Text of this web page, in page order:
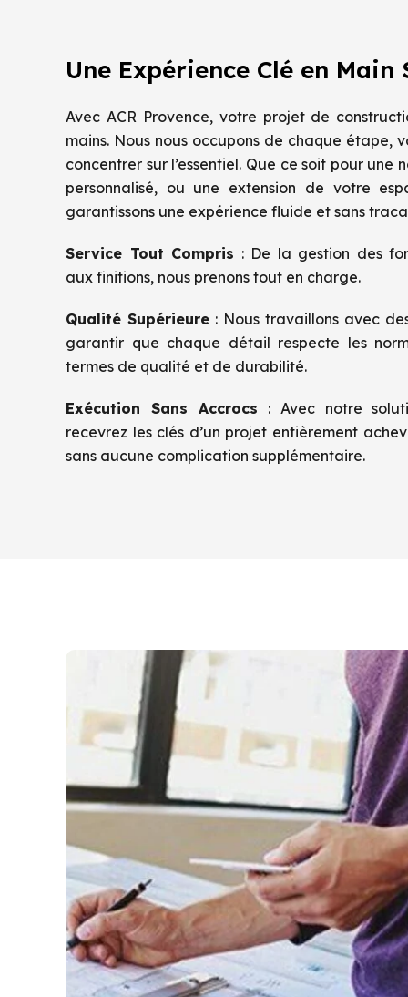
Une Expérience Clé en Main
Avec ACR Provence, votre projet de
mains. Nous nous occupons de chaque étape,
concentrer sur l’essentiel. Que ce soit pour
personnalisé, ou une extension de votre
garantissons une expérience fluide et sans
Service Tout Compris : De la gestion des
aux finitions, nous prenons tout en charge.
Qualité Supérieure : Nous travaillons avec
garantir que chaque détail respecte les
termes de qualité et de durabilité.
Exécution Sans Accrocs : Avec notre
recevrez les clés d’un projet entièrement
sans aucune complication supplémentaire.